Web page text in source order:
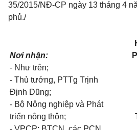
35/2015/NĐ-CP ngày 13 tháng 4
phủ./
Nơi nhận:
- Như trên;
- Thủ tướng, PTTg Trịnh
Định Dũng;
- Bộ Nông nghiệp và Phát
triển nông thôn;